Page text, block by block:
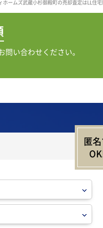
ホームズ武蔵小杉御殿町の売却査定はLL住
い合わせください。